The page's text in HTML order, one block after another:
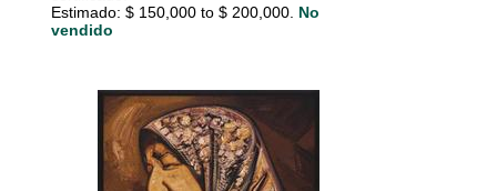
Estimado: $ 150,000 to $ 200,000. No
vendido